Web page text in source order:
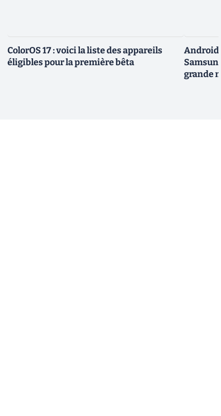
ColorOS 17 : voici la liste des appareils
éligibles pour la première bêta
Android
grande